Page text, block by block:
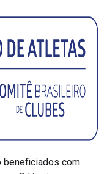
beneficiados com